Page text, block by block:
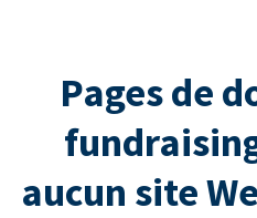
Pages de
aucun site